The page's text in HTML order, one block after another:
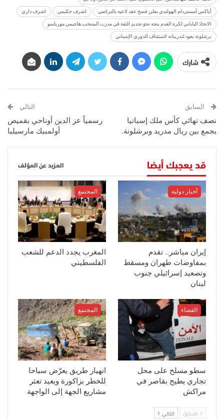
أياكس أمستردام الهولندي يعلن فسخ عقد لاعبه بالتراضي اشرف حكيمي اشرف داري
الاتحادَ الياباني لكرة القدم يتجه نحوَ تجديدِ الثقة في مدرب المنتخب هاجيمي مورياسو
برشلونة يعود لتدريباته لاستئناف الدوري الإسباني
شارك
السابق
نصف نهائي كأس ملك إسبانيا
يجمع بين ريال مدريد وبرشلونة.
التالي
رسمياً عز الدين أوناحي بقميص
أولمبيك مارسيليا
قد يعجبك أيضا المزيد عن المؤلف
أخبار دولية
إيران مباشر.. تقدم
بمفاوضات طهران ومسقط
وتصعيد إسرائيلي جنوب
لبنان
المجتمع
المغرب يجدد الدعم للشعب
الفلسطيني
القضاء
سطو مسلح على محل
تجاري يطيح بقاصر في
مراكش
المجتمع
انهيار طريق يعرّض سياحا
للخطر بزاكورة ويعيد تعثر
مشاريع الجهة إلى الواجهة
السابق التالي